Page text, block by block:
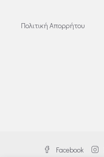
Πολιτική Απορρήτου
Facebook